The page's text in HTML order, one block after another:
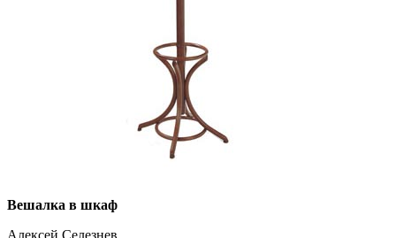
Вешалка в шкаф
Алексей Селезнев